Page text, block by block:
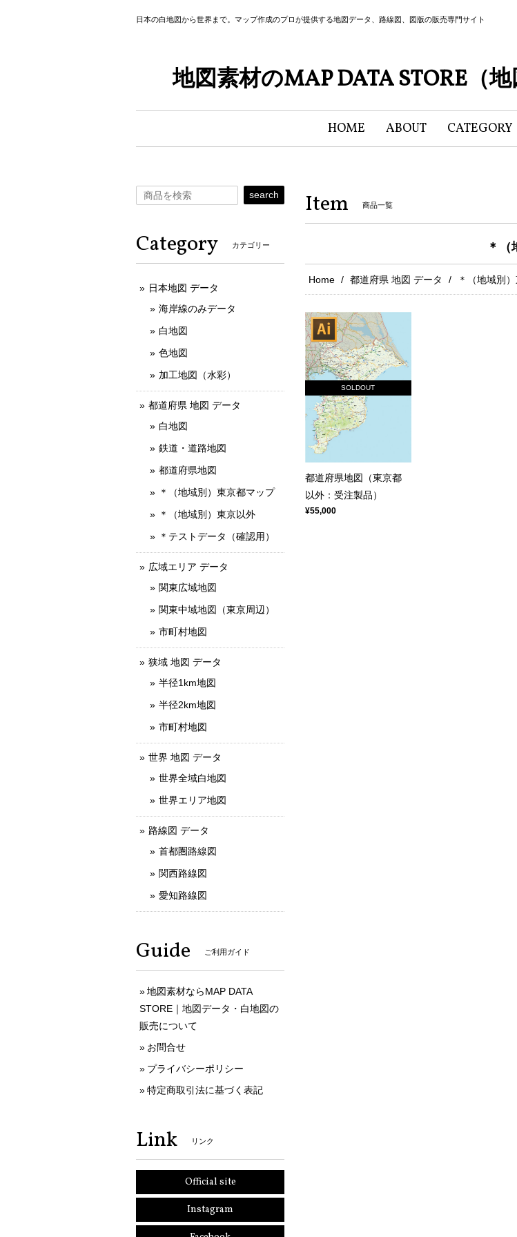
日本の白地図から世界まで。マップ作成のプロが提供する地図データ、路線図、図版の販売専門サイト
地図素材のMAP DATA STORE（
HOME ABOUT CATEGORY
Item 商品一覧
＊（
Home 都道府県 地図 データ ＊（地域別
SOLDOUT
都道府県地図（東京都
以外：受注製品）
¥55,000
search
Category カテゴリー
日本地図 データ
海岸線のみデータ
白地図
色地図
加工地図（水彩）
都道府県 地図 データ
白地図
鉄道・道路地図
都道府県地図
＊（地域別）東京都マップ
＊（地域別）東京以外
＊テストデータ（確認用）
広域エリア データ
関東広域地図
関東中域地図（東京周辺）
市町村地図
狭域 地図 データ
半径1km地図
半径2km地図
市町村地図
世界 地図 データ
世界全域白地図
世界エリア地図
路線図 データ
首都圏路線図
関西路線図
愛知路線図
Guide ご利用ガイド
地図素材ならMAP DATA
STORE｜地図データ・白地図の
販売について
お問合せ
プライバシーポリシー
特定商取引法に基づく表記
Link リンク
Official site
Instagram